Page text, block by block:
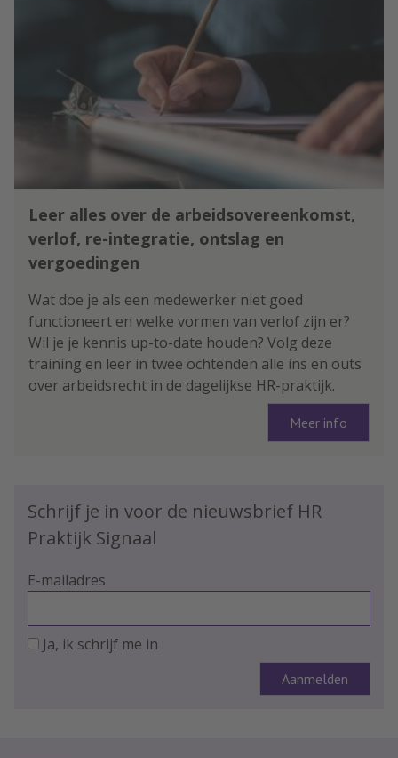
Leer alles over de arbeidsovereenkomst,
verlof, re-integratie, ontslag en
vergoedingen
Wat doe je als een medewerker niet goed
functioneert en welke vormen van verlof zijn er?
Wil je je kennis up-to-date houden? Volg deze
training en leer in twee ochtenden alle ins en outs
over arbeidsrecht in de dagelijkse HR-praktijk.
Meer info
Schrijf je in voor de nieuwsbrief HR
Praktijk Signaal
E-mailadres
Ja, ik schrijf me in